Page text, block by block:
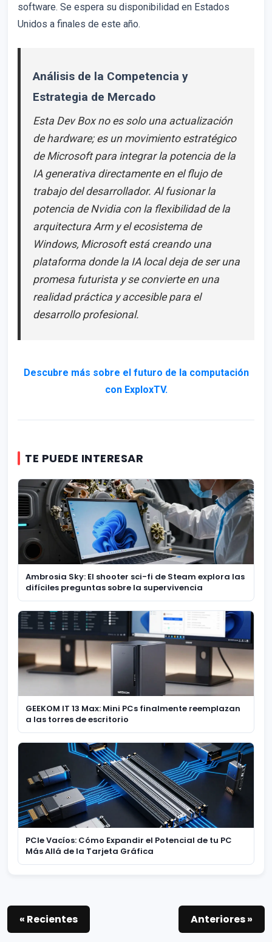
software. Se espera su disponibilidad en Estados
Unidos a finales de este año.
Análisis de la Competencia y
Estrategia de Mercado
Esta Dev Box no es solo una actualización
de hardware; es un movimiento estratégico
de Microsoft para integrar la potencia de la
IA generativa directamente en el flujo de
trabajo del desarrollador. Al fusionar la
potencia de Nvidia con la flexibilidad de la
arquitectura Arm y el ecosistema de
Windows, Microsoft está creando una
plataforma donde la IA local deja de ser una
promesa futurista y se convierte en una
realidad práctica y accesible para el
desarrollo profesional.
Descubre más sobre el futuro de la computación
con ExploxTV.
TE PUEDE INTERESAR
Ambrosia Sky: El shooter sci-fi de Steam explora las
difíciles preguntas sobre la supervivencia
GEEKOM IT 13 Max: Mini PCs finalmente reemplazan
a las torres de escritorio
PCIe Vacíos: Cómo Expandir el Potencial de tu PC
Más Allá de la Tarjeta Gráfica
« Recientes Anteriores »